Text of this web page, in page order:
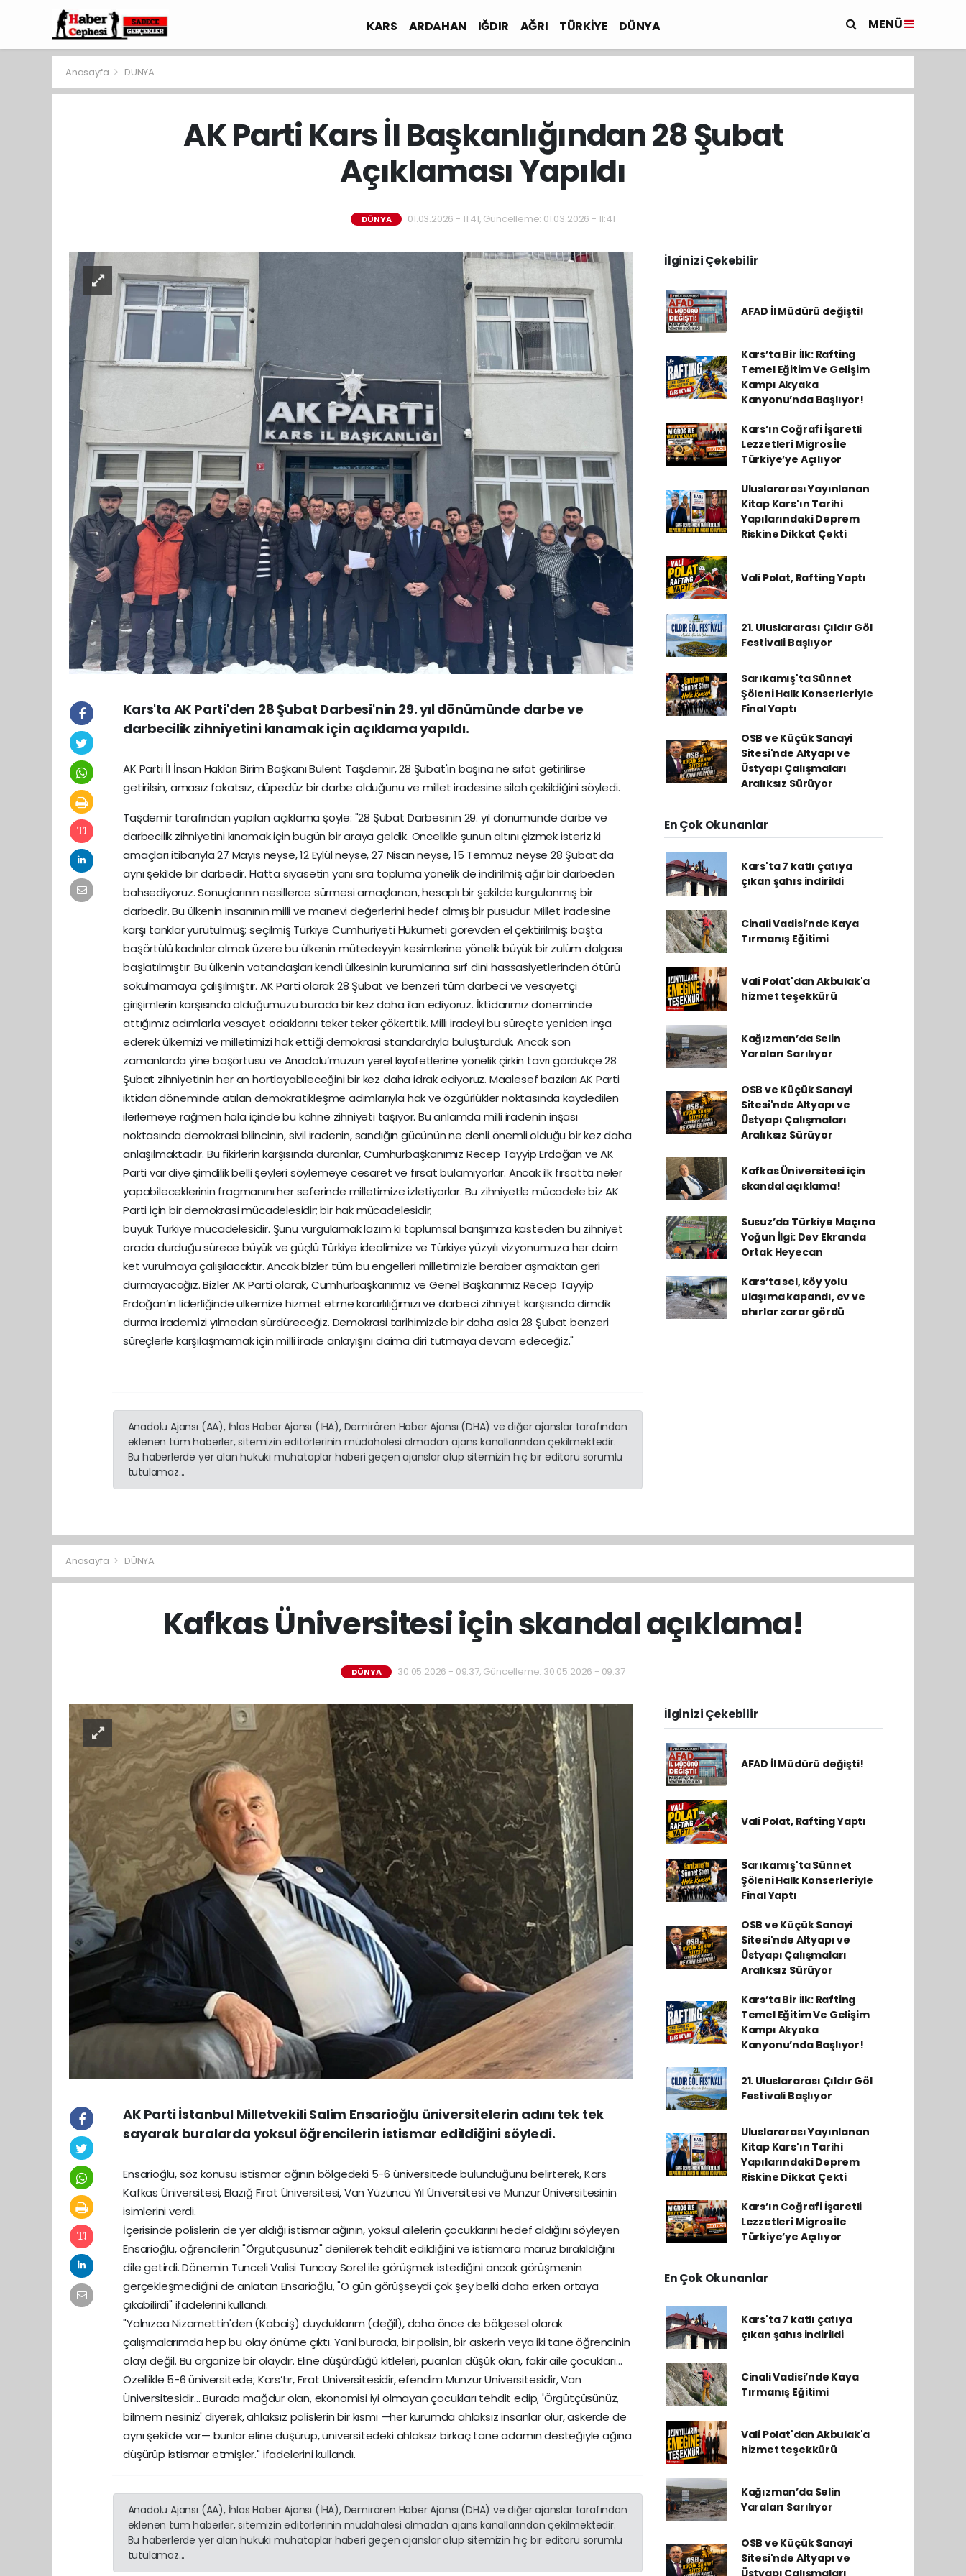
KARS ARDAHAN IĞDIR AĞRI TÜRKİYE DÜNYA MENÜ
Anasayfa DÜNYA
AK Parti Kars İl Başkanlığından 28 Şubat
Açıklaması Yapıldı
DÜNYA 01.03.2026 - 11:41, Güncelleme: 01.03.2026 - 11:41
Kars'ta AK Parti'den 28 Şubat Darbesi'nin 29. yıl dönümünde darbe ve
darbecilik zihniyetini kınamak için açıklama yapıldı.
AK Parti İl İnsan Hakları Birim Başkanı Bülent Taşdemir, 28 Şubat'ın başına ne sıfat getirilirse
getirilsin, amasız fakatsız, düpedüz bir darbe olduğunu ve millet iradesine silah çekildiğini söyledi.
Taşdemir tarafından yapılan açıklama şöyle: "28 Şubat Darbesinin 29. yıl dönümünde darbe ve
darbecilik zihniyetini kınamak için bugün bir araya geldik. Öncelikle şunun altını çizmek isteriz ki
amaçları itibarıyla 27 Mayıs neyse, 12 Eylül neyse, 27 Nisan neyse, 15 Temmuz neyse 28 Şubat da
aynı şekilde bir darbedir. Hatta siyasetin yanı sıra topluma yönelik de indirilmiş ağır bir darbeden
bahsediyoruz. Sonuçlarının nesillerce sürmesi amaçlanan, hesaplı bir şekilde kurgulanmış bir
darbedir. Bu ülkenin insanının milli ve manevi değerlerini hedef almış bir pusudur. Millet iradesine
karşı tanklar yürütülmüş; seçilmiş Türkiye Cumhuriyeti Hükümeti görevden el çektirilmiş; başta
başörtülü kadınlar olmak üzere bu ülkenin mütedeyyin kesimlerine yönelik büyük bir zulüm dalgası
başlatılmıştır. Bu ülkenin vatandaşları kendi ülkesinin kurumlarına sırf dini hassasiyetlerinden ötürü
sokulmamaya çalışılmıştır. AK Parti olarak 28 Şubat ve benzeri tüm darbeci ve vesayetçi
girişimlerin karşısında olduğumuzu burada bir kez daha ilan ediyoruz. İktidarımız döneminde
attığımız adımlarla vesayet odaklarını teker teker çökerttik. Milli iradeyi bu süreçte yeniden inşa
ederek ülkemizi ve milletimizi hak ettiği demokrasi standardıyla buluşturduk. Ancak son
zamanlarda yine başörtüsü ve Anadolu’muzun yerel kıyafetlerine yönelik çirkin tavrı gördükçe 28
Şubat zihniyetinin her an hortlayabileceğini bir kez daha idrak ediyoruz. Maalesef bazıları AK Parti
iktidarı döneminde atılan demokratikleşme adımlarıyla hak ve özgürlükler noktasında kaydedilen
ilerlemeye rağmen hala içinde bu köhne zihniyeti taşıyor. Bu anlamda milli iradenin inşası
noktasında demokrasi bilincinin, sivil iradenin, sandığın gücünün ne denli önemli olduğu bir kez daha
anlaşılmaktadır. Bu fikirlerin karşısında duranlar, Cumhurbaşkanımız Recep Tayyip Erdoğan ve AK
Parti var diye şimdilik belli şeyleri söylemeye cesaret ve fırsat bulamıyorlar. Ancak ilk fırsatta neler
yapabileceklerinin fragmanını her seferinde milletimize izletiyorlar. Bu zihniyetle mücadele biz AK
Parti için bir demokrasi mücadelesidir; bir hak mücadelesidir;
büyük Türkiye mücadelesidir. Şunu vurgulamak lazım ki toplumsal barışımıza kasteden bu zihniyet
orada durduğu sürece büyük ve güçlü Türkiye idealimize ve Türkiye yüzyılı vizyonumuza her daim
ket vurulmaya çalışılacaktır. Ancak bizler tüm bu engelleri milletimizle beraber aşmaktan geri
durmayacağız. Bizler AK Parti olarak, Cumhurbaşkanımız ve Genel Başkanımız Recep Tayyip
Erdoğan’ın liderliğinde ülkemize hizmet etme kararlılığımızı ve darbeci zihniyet karşısında dimdik
durma irademizi yılmadan sürdüreceğiz. Demokrasi tarihimizde bir daha asla 28 Şubat benzeri
süreçlerle karşılaşmamak için milli irade anlayışını daima diri tutmaya devam edeceğiz."
Anadolu Ajansı (AA), İhlas Haber Ajansı (İHA), Demirören Haber Ajansı (DHA) ve diğer ajanslar tarafından
eklenen tüm haberler, sitemizin editörlerinin müdahalesi olmadan ajans kanallarından çekilmektedir.
Bu haberlerde yer alan hukuki muhataplar haberi geçen ajanslar olup sitemizin hiç bir editörü sorumlu
tutulamaz...
İlginizi Çekebilir
AFAD İl Müdürü değişti!
Kars’ta Bir İlk: Rafting
Temel Eğitim Ve Gelişim
Kampı Akyaka
Kanyonu’nda Başlıyor!
Kars’ın Coğrafi İşaretli
Lezzetleri Migros İle
Türkiye’ye Açılıyor
Uluslararası Yayınlanan
Kitap Kars'ın Tarihi
Yapılarındaki Deprem
Riskine Dikkat Çekti
Vali Polat, Rafting Yaptı
21. Uluslararası Çıldır Göl
Festivali Başlıyor
Sarıkamış'ta Sünnet
Şöleni Halk Konserleriyle
Final Yaptı
OSB ve Küçük Sanayi
Sitesi'nde Altyapı ve
Üstyapı Çalışmaları
Aralıksız Sürüyor
En Çok Okunanlar
Kars'ta 7 katlı çatıya
çıkan şahıs indirildi
Cinali Vadisi’nde Kaya
Tırmanış Eğitimi
Vali Polat'dan Akbulak'a
hizmet teşekkürü
Kağızman’da Selin
Yaraları Sarılıyor
OSB ve Küçük Sanayi
Sitesi'nde Altyapı ve
Üstyapı Çalışmaları
Aralıksız Sürüyor
Kafkas Üniversitesi için
skandal açıklama!
Susuz’da Türkiye Maçına
Yoğun İlgi: Dev Ekranda
Ortak Heyecan
Kars’ta sel, köy yolu
ulaşıma kapandı, ev ve
ahırlar zarar gördü
Anasayfa DÜNYA
Kafkas Üniversitesi için skandal açıklama!
DÜNYA 30.05.2026 - 09:37, Güncelleme: 30.05.2026 - 09:37
AK Parti İstanbul Milletvekili Salim Ensarioğlu üniversitelerin adını tek tek
sayarak buralarda yoksul öğrencilerin istismar edildiğini söyledi.
Ensarioğlu, söz konusu istismar ağının bölgedeki 5-6 üniversitede bulunduğunu belirterek, Kars
Kafkas Üniversitesi, Elazığ Fırat Üniversitesi, Van Yüzüncü Yıl Üniversitesi ve Munzur Üniversitesinin
isimlerini verdi.
İçerisinde polislerin de yer aldığı istismar ağının, yoksul ailelerin çocuklarını hedef aldığını söyleyen
Ensarioğlu, öğrencilerin "Örgütçüsünüz" denilerek tehdit edildiğini ve istismara maruz bırakıldığını
dile getirdi. Dönemin Tunceli Valisi Tuncay Sorel ile görüşmek istediğini ancak görüşmenin
gerçekleşmediğini de anlatan Ensarioğlu, "O gün görüşseydi çok şey belki daha erken ortaya
çıkabilirdi" ifadelerini kullandı.
"Yalnızca Nizamettin'den (Kabaiş) duyduklarım (değil), daha önce de bölgesel olarak
çalışmalarımda hep bu olay önüme çıktı. Yani burada, bir polisin, bir askerin veya iki tane öğrencinin
olayı değil. Bu organize bir olaydır. Eline düşürdüğü kitleleri, puanları düşük olan, fakir aile çocukları…
Özellikle 5-6 üniversitede; Kars’tır, Fırat Üniversitesidir, efendim Munzur Üniversitesidir, Van
Üniversitesidir... Burada mağdur olan, ekonomisi iyi olmayan çocukları tehdit edip, 'Örgütçüsünüz,
bilmem nesiniz' diyerek, ahlaksız polislerin bir kısmı —her kurumda ahlaksız insanlar olur, askerde de
aynı şekilde var— bunlar eline düşürüp, üniversitedeki ahlaksız birkaç tane adamın desteğiyle ağına
düşürüp istismar etmişler." ifadelerini kullandı.
Anadolu Ajansı (AA), İhlas Haber Ajansı (İHA), Demirören Haber Ajansı (DHA) ve diğer ajanslar tarafından
eklenen tüm haberler, sitemizin editörlerinin müdahalesi olmadan ajans kanallarından çekilmektedir.
Bu haberlerde yer alan hukuki muhataplar haberi geçen ajanslar olup sitemizin hiç bir editörü sorumlu
tutulamaz...
İlginizi Çekebilir
AFAD İl Müdürü değişti!
Vali Polat, Rafting Yaptı
Sarıkamış'ta Sünnet
Şöleni Halk Konserleriyle
Final Yaptı
OSB ve Küçük Sanayi
Sitesi'nde Altyapı ve
Üstyapı Çalışmaları
Aralıksız Sürüyor
Kars’ta Bir İlk: Rafting
Temel Eğitim Ve Gelişim
Kampı Akyaka
Kanyonu’nda Başlıyor!
21. Uluslararası Çıldır Göl
Festivali Başlıyor
Uluslararası Yayınlanan
Kitap Kars'ın Tarihi
Yapılarındaki Deprem
Riskine Dikkat Çekti
Kars’ın Coğrafi İşaretli
Lezzetleri Migros İle
Türkiye’ye Açılıyor
En Çok Okunanlar
Kars'ta 7 katlı çatıya
çıkan şahıs indirildi
Cinali Vadisi’nde Kaya
Tırmanış Eğitimi
Vali Polat'dan Akbulak'a
hizmet teşekkürü
Kağızman’da Selin
Yaraları Sarılıyor
OSB ve Küçük Sanayi
Sitesi'nde Altyapı ve
Üstyapı Çalışmaları